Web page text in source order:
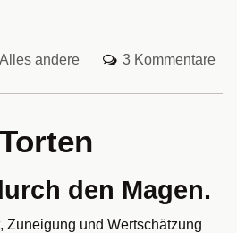
Alles andere 3 Kommentare
den Magen.
Zuneigung und Wertschätzung